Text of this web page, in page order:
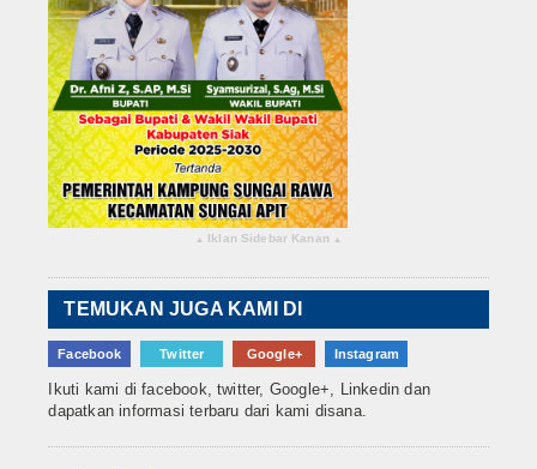
▴ Iklan Sidebar Kanan ▴
TEMUKAN JUGA KAMI DI
Facebook Twitter Google+ Instagram
Ikuti kami di facebook, twitter, Google+, Linkedin dan
dapatkan informasi terbaru dari kami disana.